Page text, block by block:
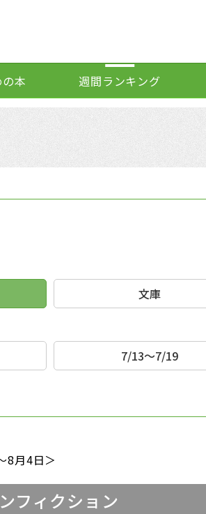
本 週間ランキング
文庫
7/13～7/19
8月4日＞
フィクション